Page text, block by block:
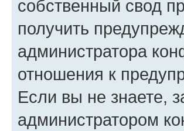
собственный свод
получить
администратора
отношения к
Если вы не знаете,
администратором